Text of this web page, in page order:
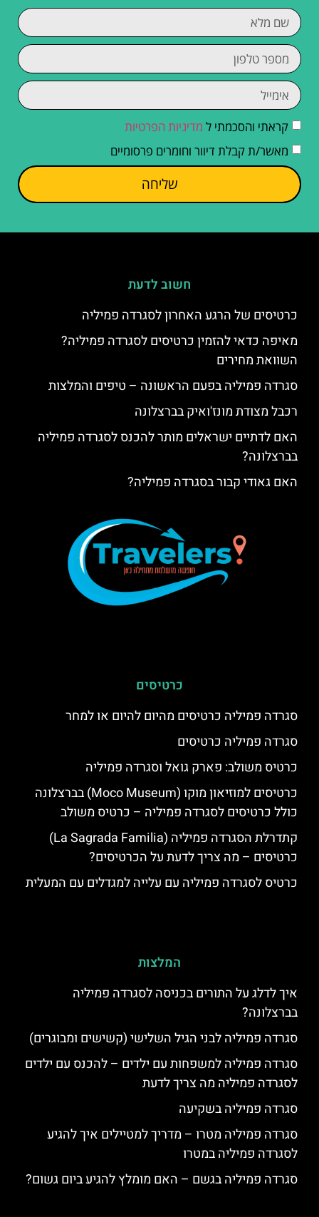
קראתי והסכמתי ל מדיניות הפרטיות
מאשר/ת קבלת דיוור וחומרים פרסומיים
שליחה
חשוב לדעת
כרטיסים של הרגע האחרון לסגרדה פמיליה
מאיפה כדאי להזמין כרטיסים לסגרדה פמיליה?
השוואת מחירים
סגרדה פמיליה בפעם הראשונה – טיפים והמלצות
רכבל מצודת מונז'ואיק בברצלונה
האם לדתיים ישראלים מותר להכנס לסגרדה פמיליה
בברצלונה?
האם גאודי קבור בסגרדה פמיליה?
כרטיסים
סגרדה פמיליה כרטיסים מהיום להיום או למחר
סגרדה פמיליה כרטיסים
כרטיס משולב: פארק גואל וסגרדה פמיליה
כרטיסים למוזיאון מוקו (Moco Museum) בברצלונה
כולל כרטיסים לסגרדה פמיליה – כרטיס משולב
קתדרלת הסגרדה פמיליה (La Sagrada Familia)
כרטיסים – מה צריך לדעת על הכרטיסים?
כרטיס לסגרדה פמיליה עם עלייה למגדלים עם המעלית
המלצות
איך לדלג על התורים בכניסה לסגרדה פמיליה
בברצלונה?
סגרדה פמיליה לבני הגיל השלישי (קשישים ומבוגרים)
סגרדה פמיליה למשפחות עם ילדים – להכנס עם ילדים
לסגרדה פמיליה מה צריך לדעת
סגרדה פמיליה בשקיעה
סגרדה פמיליה מטרו – מדריך למטיילים איך להגיע
לסגרדה פמיליה במטרו
סגרדה פמיליה בגשם – האם מומלץ להגיע ביום גשום?